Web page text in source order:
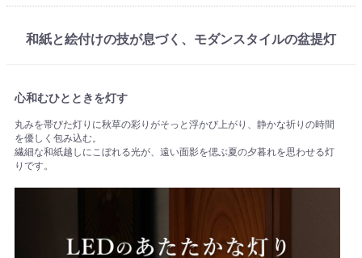
和紙と絵付けの技が息づく、モダンスタイルの盆提灯
心和むひとときを灯す
丸みを帯びた灯りに秋草の彩りがそっと浮かび上がり、静かな祈りの時間
を優しく包み込む。
繊細な和紙越しにこぼれる光が、遠い面影を偲ぶ夏の夕暮れを思わせる灯
りです。